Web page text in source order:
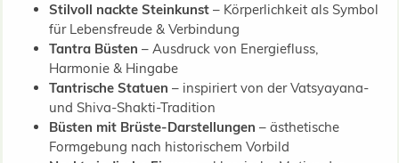
Stilvoll nackte Steinkunst– Körperlichkeit als Symbol
für Lebensfreude & Verbindung
Tantra Büsten – Ausdruck von Energiefluss,
Harmonie & Hingabe
Tantrische Statuen – inspiriert von der Vatsyayana-
und Shiva-Shakti-Tradition
Büsten mit Brüste-Darstellungen – ästhetische
Formgebung nach historischem Vorbild